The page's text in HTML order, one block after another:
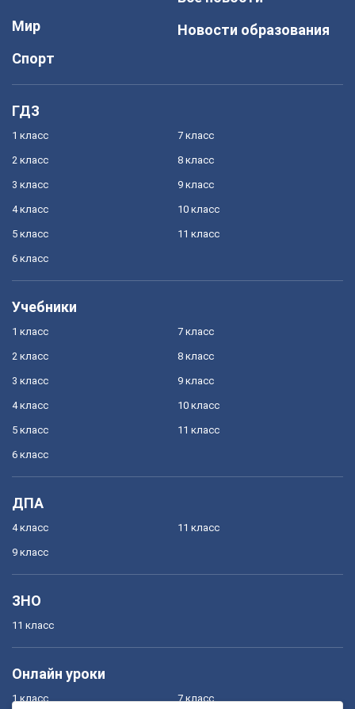
Мир
Спорт
Новости образования
ГДЗ
1 класс
2 класс
3 класс
4 класс
5 класс
6 класс
7 класс
8 класс
9 класс
10 класс
11 класс
Учебники
1 класс
2 класс
3 класс
4 класс
5 класс
6 класс
7 класс
8 класс
9 класс
10 класс
11 класс
ДПА
4 класс
9 класс
11 класс
ЗНО
11 класс
Онлайн уроки
1 класс 7 класс